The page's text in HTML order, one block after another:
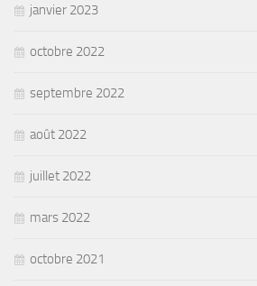
janvier 2023
octobre 2022
septembre 2022
août 2022
juillet 2022
mars 2022
octobre 2021